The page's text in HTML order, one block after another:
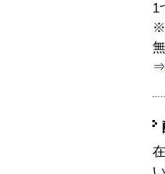
1
※
⇒